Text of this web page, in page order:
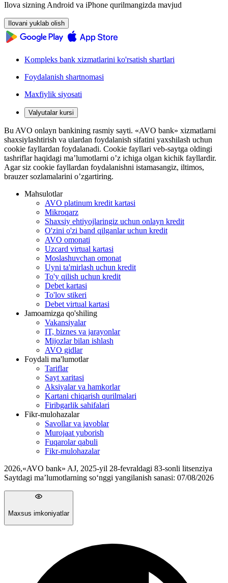
Ilova sizning Android va iPhone qurilmangizda mavjud
Ilovani yuklab olish
Kompleks bank xizmatlarini ko'rsatish shartlari
Foydalanish shartnomasi
Maxfiylik siyosati
Valyutalar kursi
Bu AVO onlayn bankining rasmiy sayti. «AVO bank» xizmatlarni
shaxsiylashtirish va ulardan foydalanish sifatini yaxshilash uchun
cookie fayllardan foydalanadi. Cookie fayllari veb-saytga oldingi
tashriflar haqidagi ma’lumotlarni o’z ichiga olgan kichik fayllardir.
Agar siz cookie fayllardan foydalanishni istamasangiz, iltimos,
brauzer sozlamalarini o’zgartiring.
Mahsulotlar
AVO platinum kredit kartasi
Mikroqarz
Shaxsiy ehtiyojlaringiz uchun onlayn kredit
O'zini o'zi band qilganlar uchun kredit
AVO omonati
Uzcard virtual kartasi
Moslashuvchan omonat
Uyni ta'mirlash uchun kredit
To'y qilish uchun kredit
Debet kartasi
To'lov stikeri
Debet virtual kartasi
Jamoamizga qo'shiling
Vakansiyalar
IT, biznes va jarayonlar
Mijozlar bilan ishlash
AVO gidlar
Foydali ma'lumotlar
Tariflar
Sayt xaritasi
Aksiyalar va hamkorlar
Kartani chiqarish qurilmalari
Firibgarlik sahifalari
Fikr-mulohazalar
Savollar va javoblar
Murojaat yuborish
Fuqarolar qabuli
Fikr-mulohazalar
2026,«AVO bank» AJ, 2025-yil 28-fevraldagi 83-sonli litsenziya
Saytdagi ma’lumotlarning so‘nggi yangilanish sanasi: 07/08/2026
Maxsus imkoniyatlar